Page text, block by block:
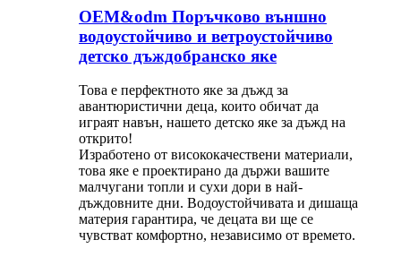
OEM&odm Поръчково външно
водоустойчиво и ветроустойчиво
детско дъждобранско яке
Това е перфектното яке за дъжд за
авантюристични деца, които обичат да
играят навън, нашето детско яке за дъжд на
открито!
Изработено от висококачествени материали,
това яке е проектирано да държи вашите
малчугани топли и сухи дори в най-
дъждовните дни. Водоустойчивата и дишаща
материя гарантира, че децата ви ще се
чувстват комфортно, независимо от времето.